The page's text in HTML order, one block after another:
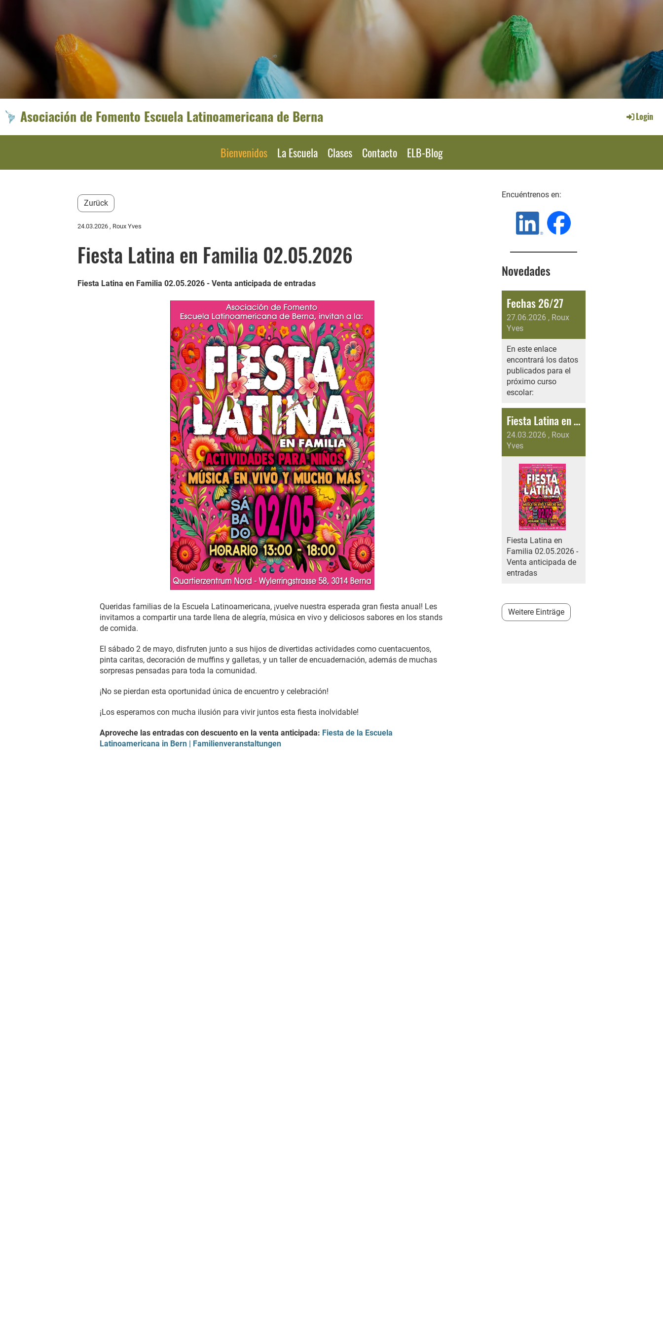
Asociación de Fomento Escuela Latinoamericana de Berna Login
Bienvenidos La Escuela Clases Contacto ELB-Blog
Zurück
24.03.2026 , Roux Yves
Fiesta Latina en Familia 02.05.2026
Fiesta Latina en Familia 02.05.2026 - Venta anticipada de entradas
Queridas familias de la Escuela Latinoamericana, ¡vuelve nuestra esperada gran fiesta anual! Les
invitamos a compartir una tarde llena de alegría, música en vivo y deliciosos sabores en los stands
de comida.
El sábado 2 de mayo, disfruten junto a sus hijos de divertidas actividades como cuentacuentos,
pinta caritas, decoración de muffins y galletas, y un taller de encuadernación, además de muchas
sorpresas pensadas para toda la comunidad.
¡No se pierdan esta oportunidad única de encuentro y celebración!
¡Los esperamos con mucha ilusión para vivir juntos esta fiesta inolvidable!
Aproveche las entradas con descuento en la venta anticipada: Fiesta de la Escuela
Latinoamericana in Bern | Familienveranstaltungen
Encuéntrenos en:
Novedades
Fechas 26/27
27.06.2026 , Roux
Yves
En este enlace
encontrará los datos
publicados para el
próximo curso
escolar:
Fiesta Latina en Familia 02.05.2026
24.03.2026 , Roux
Yves
Fiesta Latina en
Familia 02.05.2026 -
Venta anticipada de
entradas
Weitere Einträge